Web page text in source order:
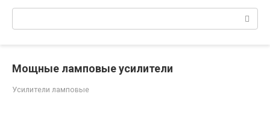
Поиск:
Мощные ламповые усилители
Усилители ламповые